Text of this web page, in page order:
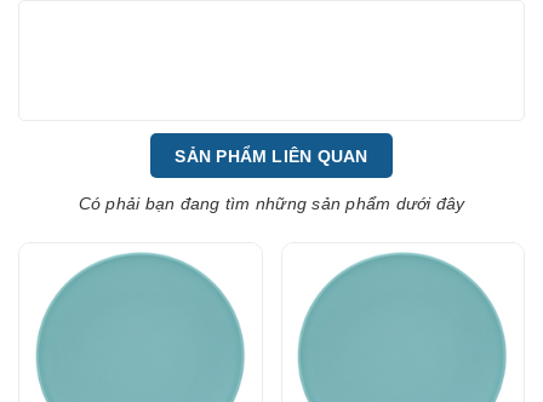
SẢN PHẨM LIÊN QUAN
Có phải bạn đang tìm những sản phẩm dưới đây